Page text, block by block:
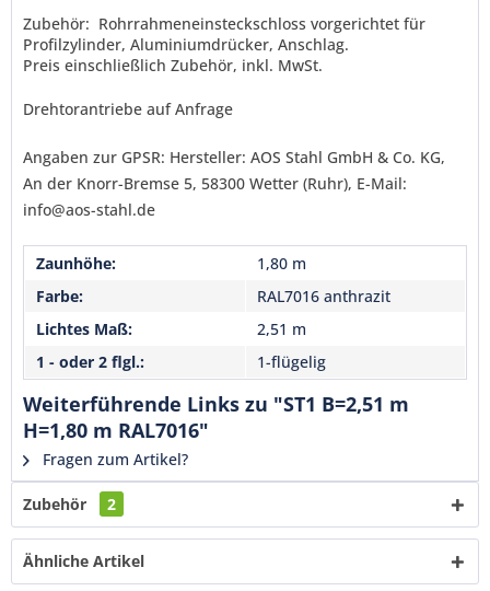
Mit * gekennzeichnete Felder sind Pflichtfelder.
Senden
Zubehör: Rohrrahmeneinsteckschloss vorgerichtet für
Profilzylinder, Aluminiumdrücker, Anschlag.
Preis einschließlich Zubehör, inkl. MwSt.
Drehtorantriebe auf Anfrage
Angaben zur GPSR: Hersteller: AOS Stahl GmbH & Co. KG,
An der Knorr-Bremse 5, 58300 Wetter (Ruhr), E-Mail:
info@aos-stahl.de
Zaunhöhe:
1,80 m
Farbe:
RAL7016 anthrazit
Lichtes Maß:
2,51 m
1 - oder 2 flgl.:
1-flügelig
Weiterführende Links zu "ST1 B=2,51 m
H=1,80 m RAL7016"
Fragen zum Artikel?
Zubehör 2
Ähnliche Artikel